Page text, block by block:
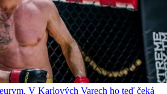
V Karlových Varech ho teď čeká